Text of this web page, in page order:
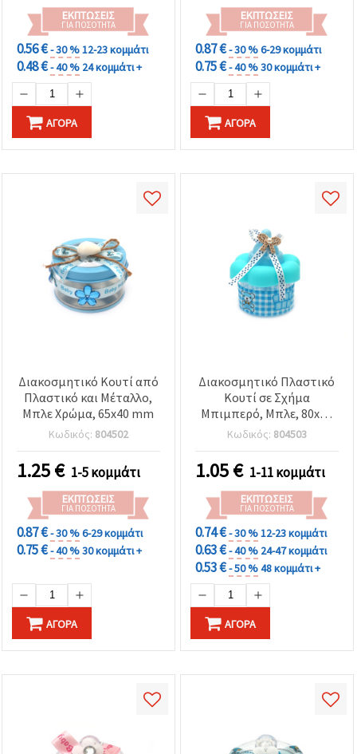
ΕΚΠΤΏΣΕΙΣ
ΓΙΑ ΠΟΣΌΤΗΤΑ
0.56 €- 30 %12-23 κομμάτι
0.48 €- 40 % 24 κομμάτι +
ΑΓΟΡΆ
ΕΚΠΤΏΣΕΙΣ
ΓΙΑ ΠΟΣΌΤΗΤΑ
0.87 €- 30 %6-29 κομμάτι
0.75 €- 40 %30 κομμάτι +
ΑΓΟΡΆ
Διακοσμητικό Κουτί από
Πλαστικό και Μέταλλο,
Μπλε Χρώμα, 65x40 mm
Κωδικός: 804502
1.25€ 1-5 κομμάτι
ΕΚΠΤΏΣΕΙΣ
ΓΙΑ ΠΟΣΌΤΗΤΑ
0.87 €- 30 %6-29 κομμάτι
0.75 €- 40 %30 κομμάτι +
ΑΓΟΡΆ
Διακοσμητικό Πλαστικό
Κουτί σε Σχήμα
Μπιμπερό, Μπλε, 80x70
mm
Κωδικός: 804503
1.05€ 1-11 κομμάτι
ΕΚΠΤΏΣΕΙΣ
ΓΙΑ ΠΟΣΌΤΗΤΑ
0.74 €- 30 %12-23 κομμάτι
0.63 €- 40 % 24-47 κομμάτι
0.53 €- 50 %48 κομμάτι +
ΑΓΟΡΆ